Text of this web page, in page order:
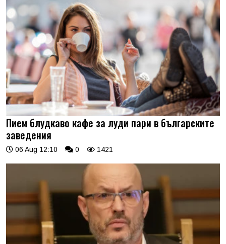
Пием блудкаво кафе за луди пари в българските
заведения
06 Aug 12:10 0 1421